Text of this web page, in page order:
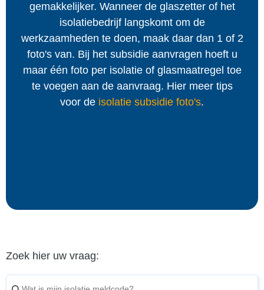
gemakkelijker. Wanneer de glaszetter of het
isolatiebedrijf langskomt om de
werkzaamheden te doen, maak daar dan 1 of 2
foto's van. Bij het subsidie aanvragen hoeft u
maar één foto per isolatie of glasmaatregel toe
te voegen aan de aanvraag. Hier meer tips
voor de isolatie subsidie foto's.
Zoek hier uw vraag: